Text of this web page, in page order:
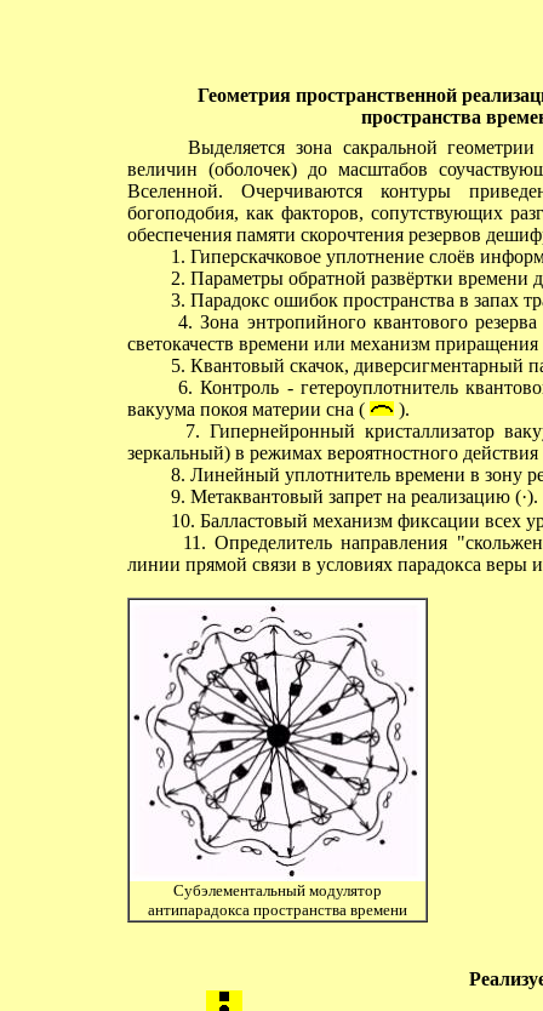
Геометрия пространственной
пространства
Выделяется зона сакральной
величин (оболочек) до масштабов
Вселенной. Очерчиваются контуры
богоподобия, как факторов, сопутствующих
обеспечения памяти скорочтения резервов
1. Гиперскачковое уплотнение слоёв
2. Параметры обратной развёртки времени
3. Парадокс ошибок пространства в запах
4. Зона энтропийного квантового
светокачеств времени или механизм
5. Квантовый скачок, диверсигментарный
6. Контроль - гетероуплотнитель
вакуума покоя материи сна (
).
7. Гипернейронный кристаллизатор
зеркальный) в режимах вероятностного
8. Линейный уплотнитель времени в зону
9. Метаквантовый запрет на реализацию (·).
10. Балластовый механизм фиксации всех
11. Определитель направления
линии прямой связи в условиях парадокса веры
Субэлементальный модулятор
антипарадокса пространства времени